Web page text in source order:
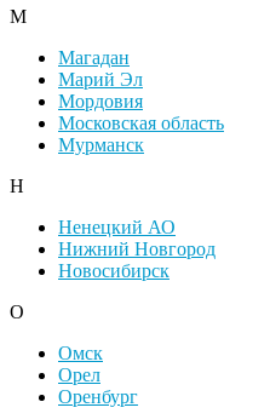
М
Магадан
Марий Эл
Мордовия
Московская область
Мурманск
Н
Ненецкий АО
Нижний Новгород
Новосибирск
О
Омск
Орел
Оренбург